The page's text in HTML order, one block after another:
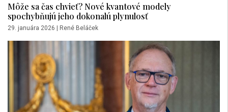
Môže sa čas chvieť? Nové kvantové modely
spochybňujú jeho dokonalú plynulosť
29. januára 2026 René Beláček